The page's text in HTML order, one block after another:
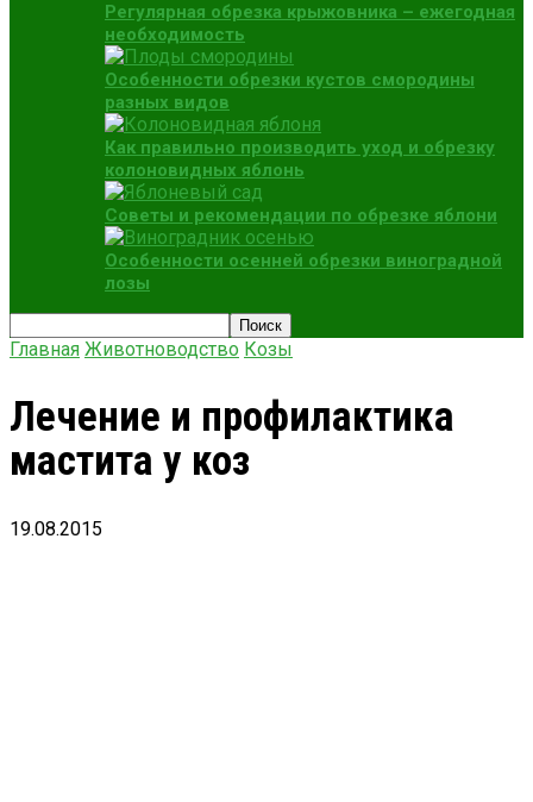
Регулярная обрезка крыжовника – ежегодная
необходимость
Особенности обрезки кустов смородины
разных видов
Как правильно производить уход и обрезку
колоновидных яблонь
Советы и рекомендации по обрезке яблони
Особенности осенней обрезки виноградной
лозы
Главная Животноводство Козы
Лечение и профилактика
мастита у коз
19.08.2015